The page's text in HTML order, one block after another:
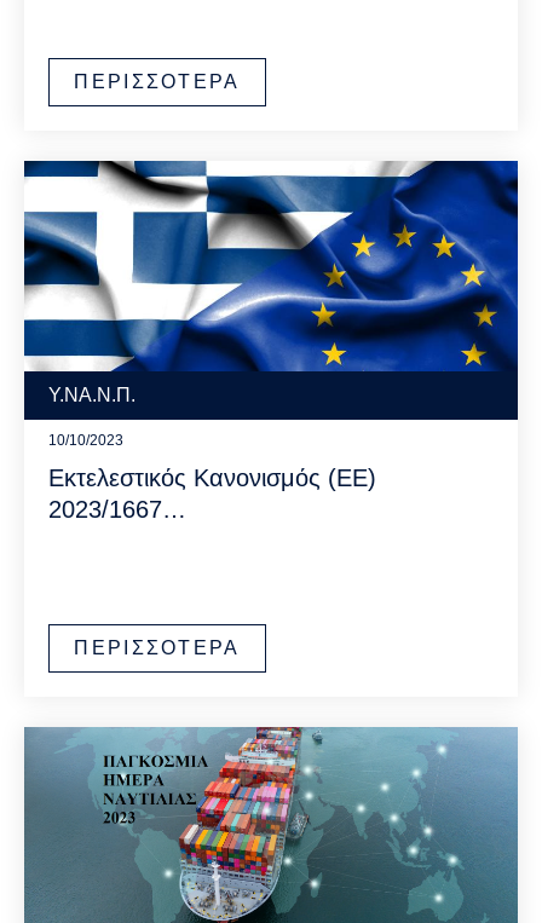
ΠΕΡΙΣΣΟΤΕΡΑ
Υ.ΝΑ.Ν.Π.
10/10/2023
Εκτελεστικός Κανονισμός (ΕΕ)
2023/1667…
ΠΕΡΙΣΣΟΤΕΡΑ